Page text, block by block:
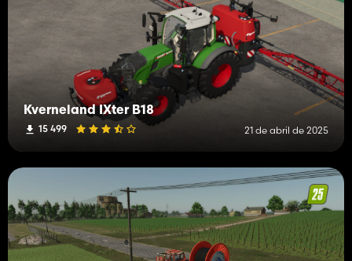
Kverneland IXter B18
15 499 21 de abril de 2025